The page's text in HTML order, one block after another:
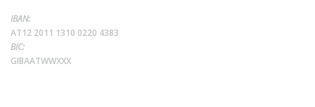
IBAN:
AT12 2011 1310 0220 4383
BIC:
GIBAATWWXXX